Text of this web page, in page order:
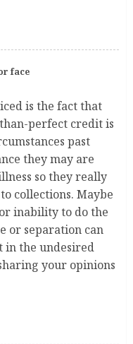
face
is the fact that
perfect credit is
past
they may are
so they really
collections. Maybe
inability to do the
or separation can
in the undesired
your opinions